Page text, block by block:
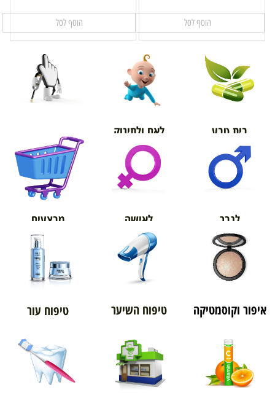
הוסף לסל הוסף לסל
בית טבע לאם ולתינוק
אורטופדיה
לגבר לאישה מבצעים
איפור וקוסמטיקה טיפוח השיער טיפוח עור